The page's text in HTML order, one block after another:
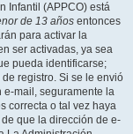
Infantil (APPCO) está
de 13 años entonces
para activar la
ser activadas, ya sea
pueda identificarse;
registro. Si se le envió
e-mail, seguramente la
correcta o tal vez haya
que la dirección de e-